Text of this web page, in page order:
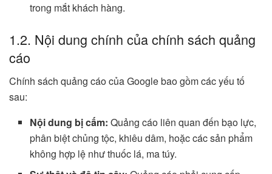
trong mắt khách hàng.
1.2. Nội dung chính của chính sách quảng
cáo
Chính sách quảng cáo của Google bao gồm các yếu tố
sau:
Nội dung bị cấm: Quảng cáo liên quan đến bạo lực,
phân biệt chủng tộc, khiêu dâm, hoặc các sản phẩm
không hợp lệ như thuốc lá, ma túy.